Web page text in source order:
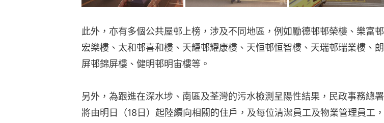
此外，亦有多個公共屋邨上榜，涉及不同地區，例如勵德邨邨榮樓、樂富邨
宏樂樓、太和邨喜和樓、天耀邨耀康樓、天恒邨恒智樓、天瑞邨瑞業樓、朗
屏邨錦屏樓、健明邨明宙樓等。
另外，為跟進在深水埗、南區及荃灣的污水檢測呈陽性結果，民政事務總署
將由明日（18日）起陸續向相關的住戶，及每位清潔員工及物業管理員工，